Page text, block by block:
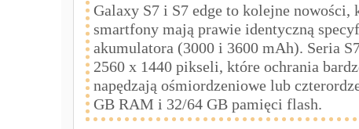
Galaxy S7 i S7 edge to kolejne nowości,
smartfony mają prawie identyczną
akumulatora (3000 i 3600 mAh). Seria
2560 x 1440 pikseli, które ochrania
napędzają ośmiordzeniowe lub
GB RAM i 32/64 GB pamięci flash.